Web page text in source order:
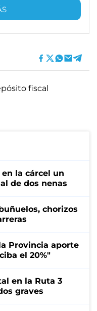
fiscal
la cárcel un
de dos nenas
chorizos
Provincia aporte
el 20%"
en la Ruta 3
graves